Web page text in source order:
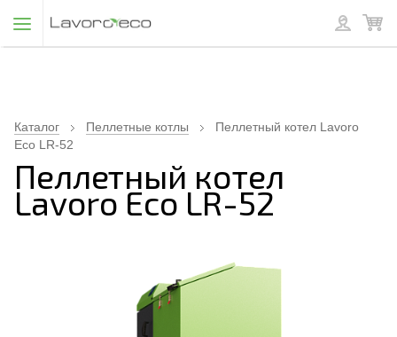
Каталог Пеллетные котлы
Пеллетный котел Lavoro
Eco LR-52
Пеллетный котел
Lavoro Eco LR-52